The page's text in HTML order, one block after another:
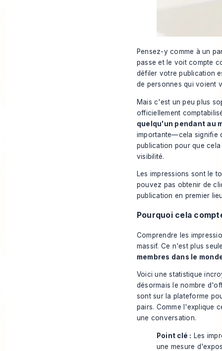
Pensez-y comme à un
passe et le voit compte
défiler votre publication
de personnes qui voient
Mais c'est un peu plus
officiellement
quelqu'un pendant au
importante—cela signifie
publication pour que
visibilité.
Les impressions sont le
pouvez pas obtenir de
publication en premier
Pourquoi cela
Comprendre les
massif. Ce n'est plus
membres dans le
Voici une statistique
désormais le nombre
sont sur la plateforme
pairs. Comme l'explique
une conversation.
Point clé : Les
une mesure